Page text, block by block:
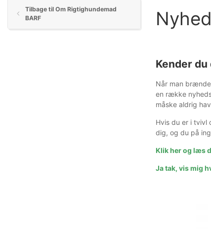
Tilbage til Om Rigtighundemad
BARF
Kender du
Når man
en række
måske aldrig
Hvis du er i tvivl
dig, og du på
Klik her og læs
Ja tak, vis mig